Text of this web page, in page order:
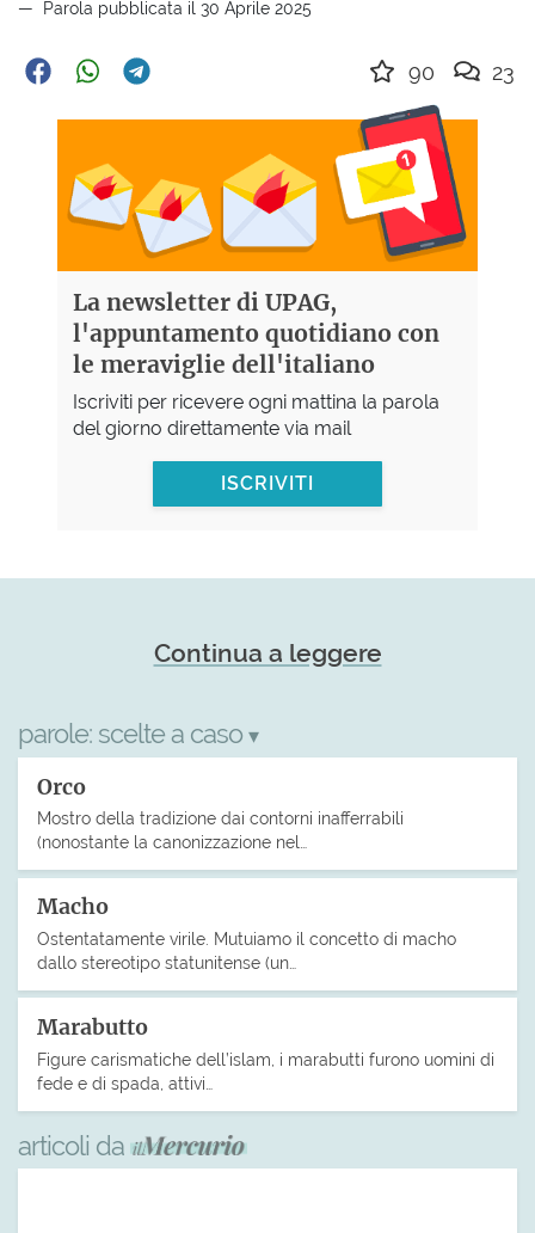
Parola pubblicata il 30 Aprile 2025
90 23
La newsletter di UPAG,
l'appuntamento quotidiano con
le meraviglie dell'italiano
Iscriviti per ricevere ogni mattina la parola
del giorno direttamente via mail
ISCRIVITI
Continua a leggere
parole: scelte a caso ▾
Orco
Mostro della tradizione dai contorni inafferrabili
(nonostante la canonizzazione nel…
Macho
Ostentatamente virile. Mutuiamo il concetto di macho
dallo stereotipo statunitense (un…
Marabutto
Figure carismatiche dell’islam, i marabutti furono uomini di
fede e di spada, attivi…
articoli da